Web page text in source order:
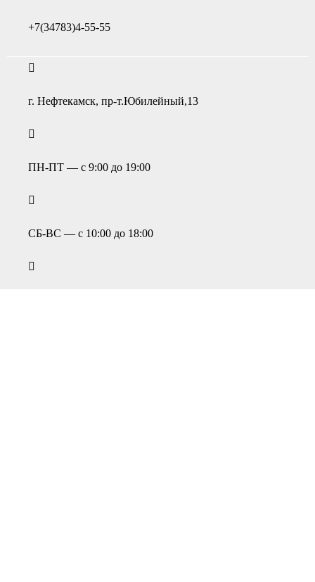
+7(34783)4-55-55
г. Нефтекамск, пр-т.Юбилейный,13
ПН-ПТ — с 9:00 до 19:00
СБ-ВС — с 10:00 до 18:00